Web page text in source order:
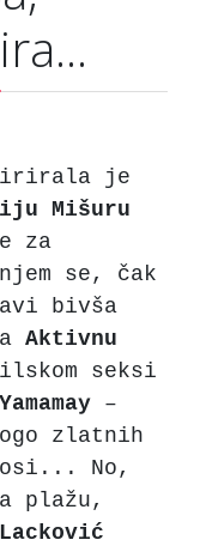
je
Mišuru
za
se, čak
bivša
Aktivnu
seksi
Yamamay –
zlatnih
No,
plažu,
Lacković